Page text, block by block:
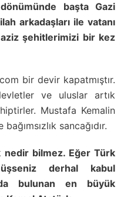
başta Gazi
arkadaşları ile vatanı
aziz şehitlerimizi bir kez
bir devir kapatmıştır.
ve uluslar artık
Mustafa Kemalin
sancağıdır.
nedir bilmez. Eğer Türk
derhal kabul
bulunan en büyük